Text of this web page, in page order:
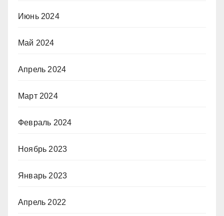
Июнь 2024
Май 2024
Апрель 2024
Март 2024
Февраль 2024
Ноябрь 2023
Январь 2023
Апрель 2022